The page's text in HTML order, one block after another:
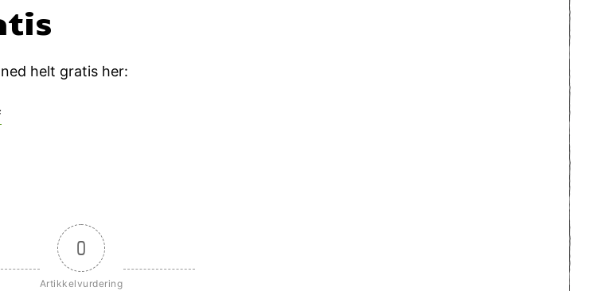
helt gratis her:
0
Artikkelvurdering